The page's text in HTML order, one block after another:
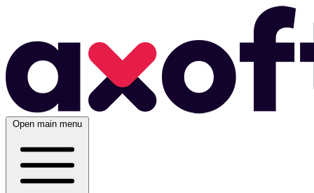
Open main menu